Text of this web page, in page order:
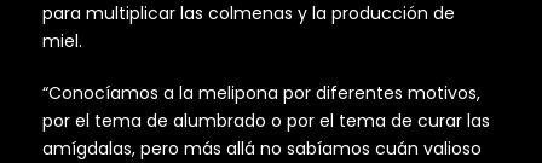
para multiplicar las colmenas y la producción de
miel.
“Conocíamos a la melipona por diferentes motivos,
por el tema de alumbrado o por el tema de curar las
amígdalas, pero más allá no sabíamos cuán valioso